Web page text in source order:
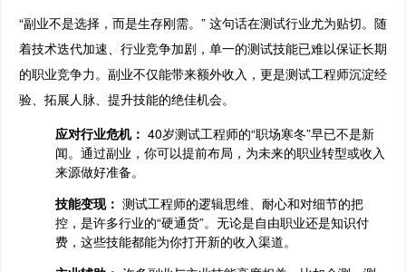
“副业不是选择，而是生存刚需。” 这句话在测试行业尤为贴切。随
着技术迭代加速、行业竞争加剧，单一的测试技能已难以保证长期
的职业竞争力。副业不仅能带来额外收入，更是测试工程师沉淀经
验、拓展人脉、提升技能的绝佳机会。
应对行业危机： 40岁测试工程师的“职场寒冬”早已不是新
闻。通过副业，你可以提前布局，为未来的职业转型或收入
来源做好准备。
技能变现： 测试工程师的逻辑思维、耐心和对细节的把
控，是许多行业的“硬通货”。无论是自由职业还是知识付
费，这些技能都能为你打开新的收入渠道。